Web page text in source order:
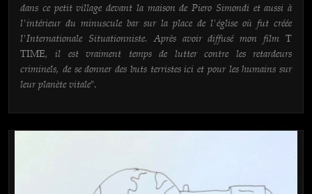
dans ce petit village devant la maison de Piero Simondi et aussi à
l'intérieur du minuscule bar sur la place de l'église où fut créée
l'Internationale Situationniste. Après avoir diffusé mon film T
TIME, il est vraiment temps de lutter contre les retardeurs
criminels, de se donner des buts terristes ici et pour les humains sur
leur planète vitale".